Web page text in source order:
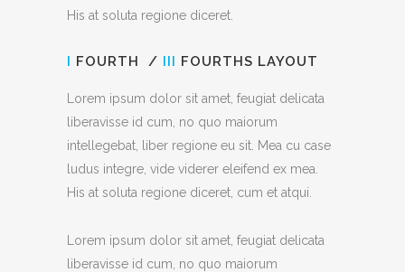
His at soluta regione diceret.
I FOURTH / III FOURTHS LAYOUT
Lorem ipsum dolor sit amet, feugiat delicata
liberavisse id cum, no quo maiorum
intellegebat, liber regione eu sit. Mea cu case
ludus integre, vide viderer eleifend ex mea.
His at soluta regione diceret, cum et atqui.
Lorem ipsum dolor sit amet, feugiat delicata
liberavisse id cum, no quo maiorum